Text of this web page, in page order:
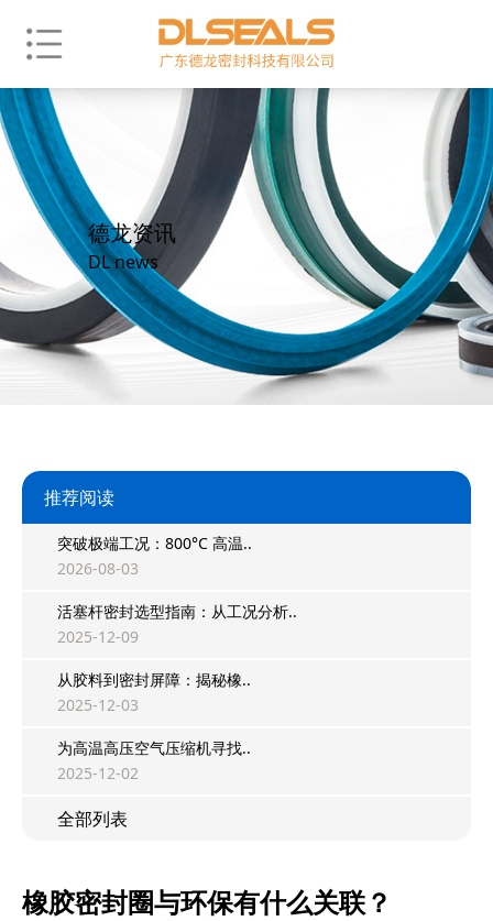
德龙资讯
DL news
推荐阅读
突破极端工况：800°C 高温..
2026-08-03
活塞杆密封选型指南：从工况分析..
2025-12-09
从胶料到密封屏障：揭秘橡..
2025-12-03
为高温高压空气压缩机寻找..
2025-12-02
全部列表
橡胶密封圈与环保有什么关联？